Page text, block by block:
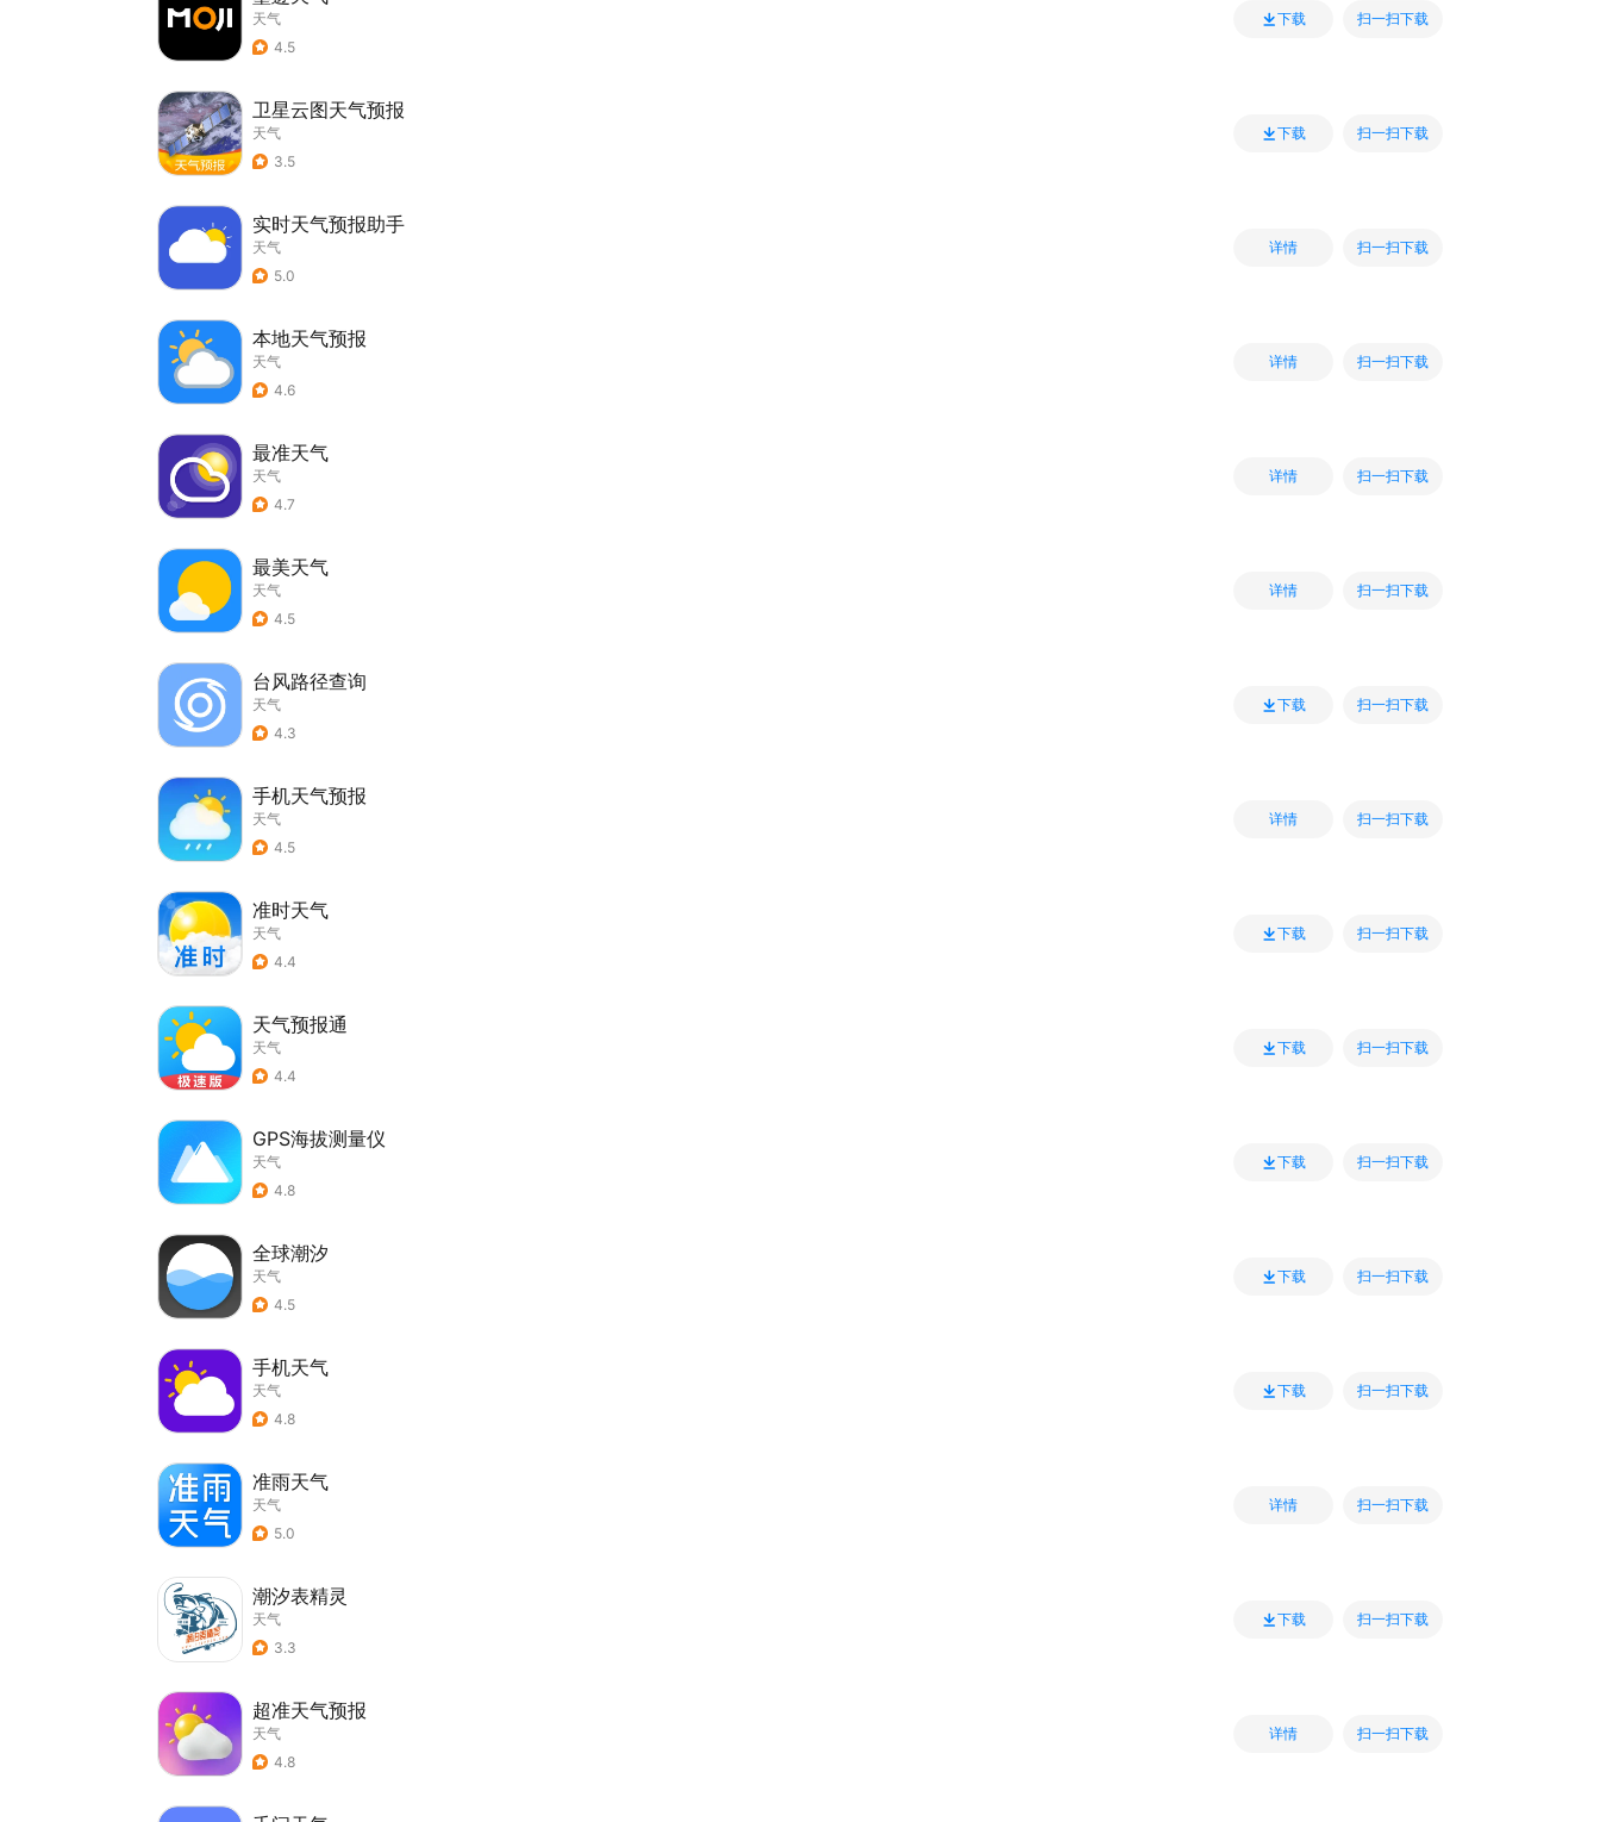
天气
4.5
下载 扫一扫下载
卫星云图天气预报
天气
3.5
下载 扫一扫下载
实时天气预报助手
天气
5.0
详情 扫一扫下载
本地天气预报
天气
4.6
详情 扫一扫下载
最准天气
天气
4.7
详情 扫一扫下载
最美天气
天气
4.5
详情 扫一扫下载
台风路径查询
天气
4.3
下载 扫一扫下载
手机天气预报
天气
4.5
详情 扫一扫下载
准时天气
天气
4.4
下载 扫一扫下载
天气预报通
天气
4.4
下载 扫一扫下载
GPS海拔测量仪
天气
4.8
下载 扫一扫下载
全球潮汐
天气
4.5
下载 扫一扫下载
手机天气
天气
4.8
下载 扫一扫下载
准雨天气
天气
5.0
详情 扫一扫下载
潮汐表精灵
天气
3.3
下载 扫一扫下载
超准天气预报
天气
4.8
详情 扫一扫下载